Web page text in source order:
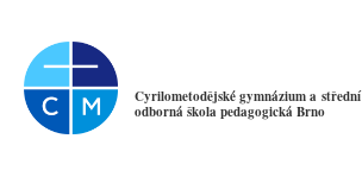
Cyrilometodějské gymnázium a střední
odborná škola pedagogická Brno